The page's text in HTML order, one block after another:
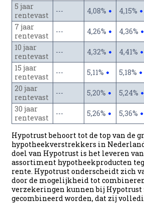
5 jaar
rentevast
--- 4,08% 4,15%
7 jaar
rentevast
--- 4,26% 4,36%
10 jaar
rentevast
--- 4,32% 4,41%
15 jaar
rentevast
--- 5,11% 5,18%
20 jaar
rentevast
--- 5,20% 5,24%
30 jaar
rentevast
--- 5,26% 5,36%
Hypotrust behoort tot de top van de
hypotheekverstrekkers in
doel van Hypotrust is het leveren
assortiment hypotheekproducten
rente. Hypotrust onderscheidt zich
door de mogelijkheid tot
verzekeringen kunnen bij Hypotrust
gecombineerd worden, dat zij